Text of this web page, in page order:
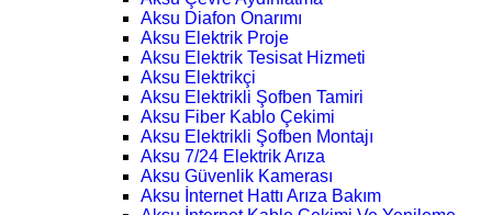
Aksu Diafon Onarımı
Aksu Elektrik Proje
Aksu Elektrik Tesisat Hizmeti
Aksu Elektrikçi
Aksu Elektrikli Şofben Tamiri
Aksu Fiber Kablo Çekimi
Aksu Elektrikli Şofben Montajı
Aksu 7/24 Elektrik Arıza
Aksu Güvenlik Kamerası
Aksu İnternet Hattı Arıza Bakım